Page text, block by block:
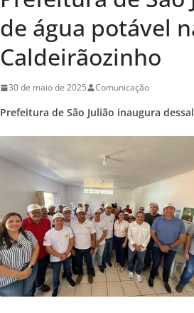
de água potável
Caldeirãozinho
30 de maio de 2025 Comunicação
Prefeitura de São Julião inaugura